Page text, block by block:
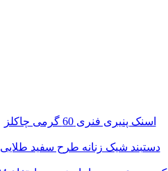
اسنک پنیری فنری 60 گرمی چاکلز
دستبند شیک زنانه طرح سفید طلایی